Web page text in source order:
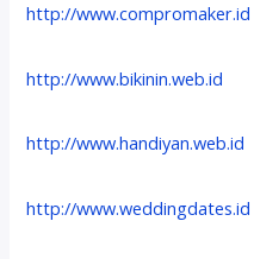
http://www.compromaker.id
http://www.bikinin.web.id
http://www.handiyan.web.id
http://www.weddingdates.id